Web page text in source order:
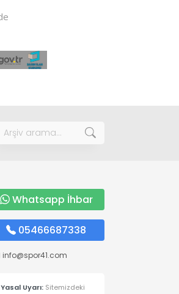
Whatsapp İhbar
05466687338
info@spor41.com
Yasal Uyarı: Sitemizdeki